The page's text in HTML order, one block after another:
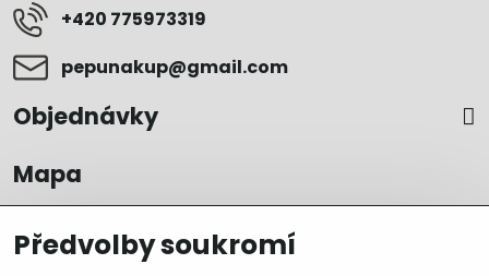
+420 775973319
pepunakup​@gmail​.com
Objednávky
Mapa
Předvolby soukromí